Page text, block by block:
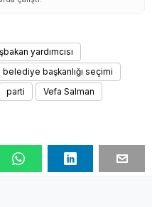
yardımcısı
belediye başkanlığı seçimi
parti
Vefa Salman